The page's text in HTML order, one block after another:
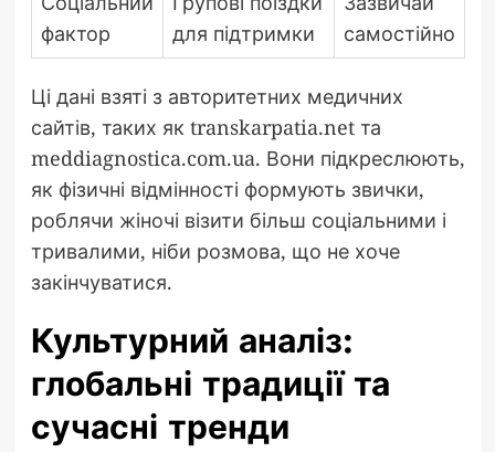
фактор
для підтримки
самостійно
Ці дані взяті з авторитетних медичних
сайтів, таких як transkarpatia.net та
meddiagnostica.com.ua. Вони підкреслюють,
як фізичні відмінності формують звички,
роблячи жіночі візити більш соціальними і
тривалими, ніби розмова, що не хоче
закінчуватися.
Культурний аналіз:
глобальні традиції та
сучасні тренди